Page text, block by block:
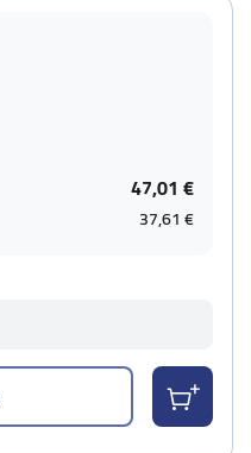
47,01 €
37,61 €